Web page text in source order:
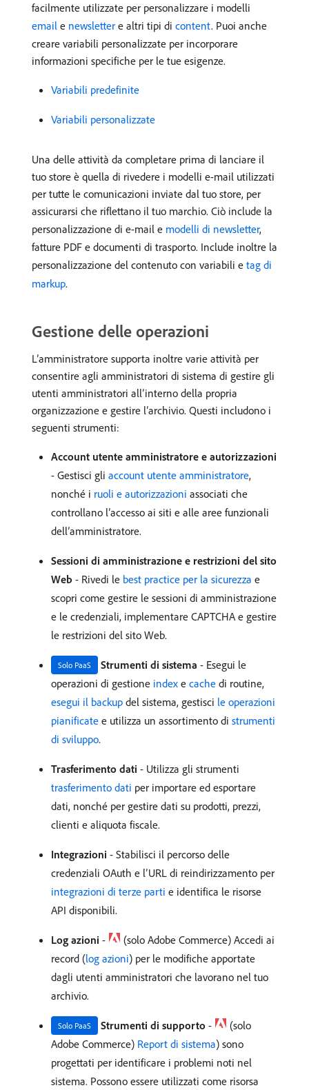
facilmente utilizzate per personalizzare i modelli
email e newsletter e altri tipi di content. Puoi anche
creare variabili personalizzate per incorporare
informazioni specifiche per le tue esigenze.
Variabili predefinite
Variabili personalizzate
Una delle attività da completare prima di lanciare il
tuo store è quella di rivedere i modelli e-mail utilizzati
per tutte le comunicazioni inviate dal tuo store, per
assicurarsi che riflettano il tuo marchio. Ciò include la
personalizzazione di e-mail e modelli di newsletter,
fatture PDF e documenti di trasporto. Include inoltre la
personalizzazione del contenuto con variabili e tag di
markup.
Gestione delle operazioni
L’amministratore supporta inoltre varie attività per
consentire agli amministratori di sistema di gestire gli
utenti amministratori all’interno della propria
organizzazione e gestire l’archivio. Questi includono i
seguenti strumenti:
Account utente amministratore e autorizzazioni
- Gestisci gli account utente amministratore,
nonché i ruoli e autorizzazioni associati che
controllano l’accesso ai siti e alle aree funzionali
dell’amministratore.
Sessioni di amministrazione e restrizioni del sito
Web - Rivedi le best practice per la sicurezza e
scopri come gestire le sessioni di amministrazione
e le credenziali, implementare CAPTCHA e gestire
le restrizioni del sito Web.
Solo PaaS Strumenti di sistema - Esegui le
operazioni di gestione index e cache di routine,
esegui il backup del sistema, gestisci le operazioni
pianificate e utilizza un assortimento di strumenti
di sviluppo.
Trasferimento dati - Utilizza gli strumenti
trasferimento dati per importare ed esportare
dati, nonché per gestire dati su prodotti, prezzi,
clienti e aliquota fiscale.
Integrazioni - Stabilisci il percorso delle
credenziali OAuth e l’URL di reindirizzamento per
integrazioni di terze parti e identifica le risorse
API disponibili.
Log azioni -
(solo Adobe Commerce) Accedi ai
record (log azioni) per le modifiche apportate
dagli utenti amministratori che lavorano nel tuo
archivio.
Solo PaaS Strumenti di supporto -
(solo
Adobe Commerce) Report di sistema) sono
progettati per identificare i problemi noti nel
sistema. Possono essere utilizzati come risorsa